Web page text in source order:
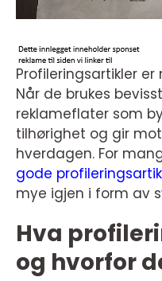
Profileringsartikler
Når de brukes
reklameflater som
tilhørighet og gir
hverdagen. For
gode
mye igjen i form av
Hva
og hvorfor